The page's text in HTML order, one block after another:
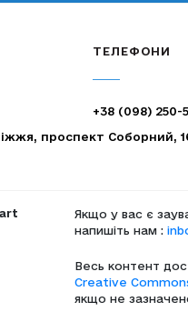
проспект Соборний,
ТЕЛЕФОНИ
+38 (098) 250-
Якщо у вас є
напишіть нам :
Весь контент
Creative
якщо не